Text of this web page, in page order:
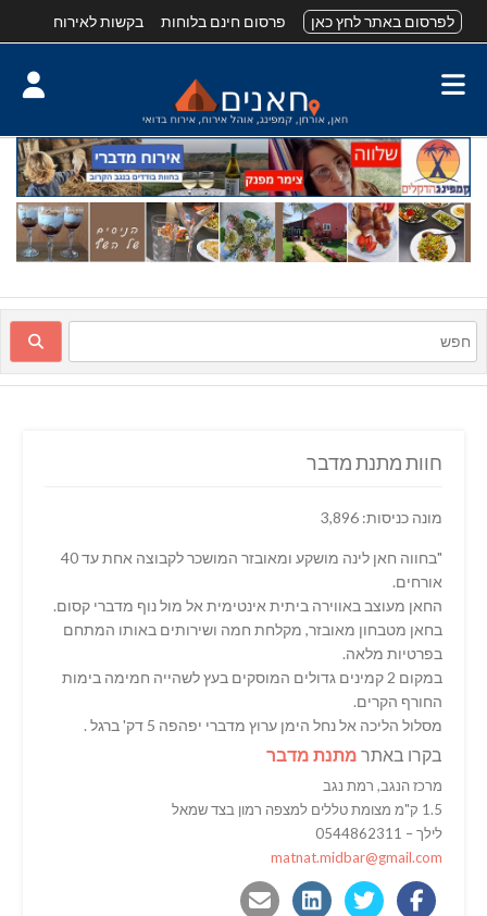
לפרסום באתר לחץ כאן פרסום חינם בלוחות בקשות לאירוח
חוות מתנת מדבר
מונה כניסות: 3,896
"בחווה חאן לינה מושקע ומאובזר המושכר לקבוצה אחת עד 40
אורחים.
החאן מעוצב באווירה ביתית אינטימית אל מול נוף מדברי קסום.
בחאן מטבחון מאובזר, מקלחת חמה ושירותים באותו המתחם
בפרטיות מלאה.
במקום 2 קמינים גדולים המוסקים בעץ לשהייה חמימה בימות
החורף הקרים.
מסלול הליכה אל נחל הימן ערוץ מדברי יפהפה 5 דק' ברגל .
בקרו באתר מתנת מדבר
מרכז הנגב, רמת נגב
1.5 ק"מ מצומת טללים למצפה רמון בצד שמאל
לילך – 0544862311
matnat.midbar@gmail.com